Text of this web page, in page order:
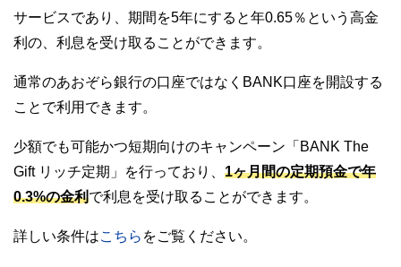
サービスであり、期間を5年にすると年0.65％という高金
利の、利息を受け取ることができます。
通常のあおぞら銀行の口座ではなくBANK口座を開設する
ことで利用できます。
少額でも可能かつ短期向けのキャンペーン「BANK The
Gift リッチ定期」を行っており、 1ヶ月間の定期預金で年
0.3%の金利で利息を受け取ることができます。
詳しい条件は こちら をご覧ください。